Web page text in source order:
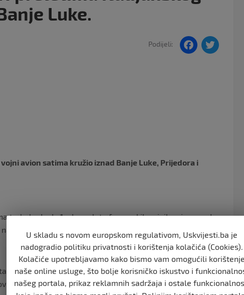
Luke.
Podijeli:
F
k
vojni avion satima kružio iznad Banje Luke, Prijedora i
trebalo da dođe do preleta francuskih vojnih aviona nad
drugih vojnih aviona – izjavio je Dodik, prenosi RTRS .
avion radi iznad Krajine i za koga i u koje svrhe prikuplja
nije obavješteno, a nije mu ni poznato da li je neko u
U skladu s novom europskom regulativom, Uskvijesti.ba je
nadogradio politiku privatnosti i korištenja kolačića (Cookies).
Kolačiće upotrebljavamo kako bismo vam omogućili
naše online usluge, što bolje korisničko iskustvo i
našeg portala, prikaz reklamnih sadržaja i ostale